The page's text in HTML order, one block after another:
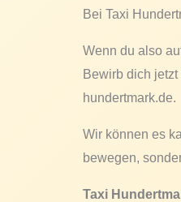
Bei Taxi
Wenn du also
Bewirb dich
hundertmark.de.
Wir können es
bewegen,
Taxi